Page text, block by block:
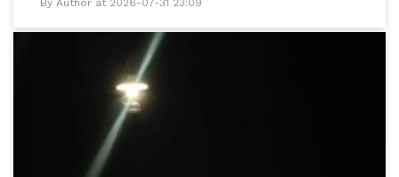
By Author at 2026-07-31 23:09